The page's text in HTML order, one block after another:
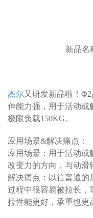
新品名
杰尔又研发新品啦！
伸能力强，用于活动或
极限负载150KG。
应用场景&解决痛点：
应用场景：用于活动或
改变力的方向，与动滑
解决痛点：以往普通的
过程中很容易被拉长，
拉性能更好，承重也更